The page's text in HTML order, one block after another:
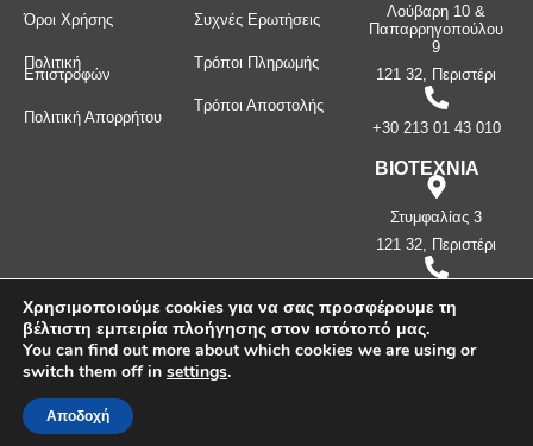
Όροι Χρήσης
Πολιτική
Επιστροφών
Πολιτική Απορρήτου
Συχνές Ερωτήσεις
Τρόποι Πληρωμής
Τρόποι Αποστολής
Λούβαρη 10 &
Παπαρρηγοπούλου
9
121 32, Περιστέρι
+30 213 01 43 010
ΒΙΟΤΕΧΝΙΑ
Στυμφαλίας 3
121 32, Περιστέρι
397
Πνευματικά δικαιώματα ©2026
Λευκοσιδηρουργία. Με την επιφύλαξη παντός δικαιώματος.
Δημιουργήθηκε από την
Χρησιμοποιούμε cookies για να σας προσφέρουμε τη
βέλτιστη εμπειρία πλοήγησης στον ιστότοπό μας.
You can find out more about which cookies we are using or
switch them off in settings.
Αποδοχή